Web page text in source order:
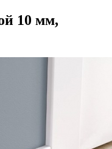
10 мм,